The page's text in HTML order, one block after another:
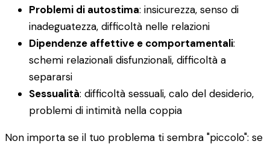
Problemi di autostima: insicurezza, senso di
inadeguatezza, difficoltà nelle relazioni
Dipendenze affettive e comportamentali:
schemi relazionali disfunzionali, difficoltà a
separarsi
Sessualità: difficoltà sessuali, calo del desiderio,
problemi di intimità nella coppia
Non importa se il tuo problema ti sembra "piccolo": se